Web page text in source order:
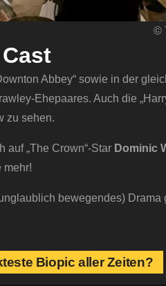
©
Abbey“ sowie in der
Ehepaares. Auch die
zu sehen.
auf „The Crown“-Star Dominic
mehr!
bewegendes) Drama
Biopic aller Zeiten?